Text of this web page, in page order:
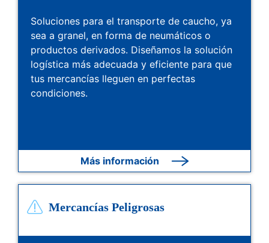
Soluciones para el transporte de caucho, ya
sea a granel, en forma de neumáticos o
productos derivados. Diseñamos la solución
logística más adecuada y eficiente para que
tus mercancías lleguen en perfectas
condiciones.
Más información
Mercancías Peligrosas